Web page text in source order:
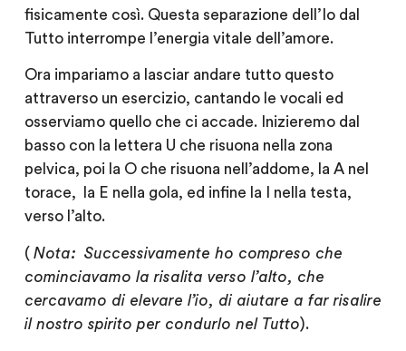
fisicamente così. Questa separazione dell’Io dal
Tutto interrompe l’energia vitale dell’amore.
Ora impariamo a lasciar andare tutto questo
attraverso un esercizio, cantando le vocali ed
osserviamo quello che ci accade. Inizieremo dal
basso con la lettera U che risuona nella zona
pelvica, poi la O che risuona nell’addome, la A nel
torace, la E nella gola, ed infine la I nella testa,
verso l’alto.
( Nota: Successivamente ho compreso che
cominciavamo la risalita verso l’alto, che
cercavamo di elevare l’io, di aiutare a far risalire
il nostro spirito percondurlo nel Tutto).